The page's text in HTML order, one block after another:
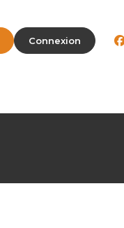
Connexion